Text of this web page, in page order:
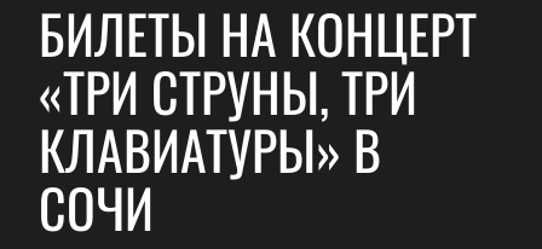
БИЛЕТЫ НА КОНЦЕРТ
«ТРИ СТРУНЫ, ТРИ
КЛАВИАТУРЫ» В
СОЧИ